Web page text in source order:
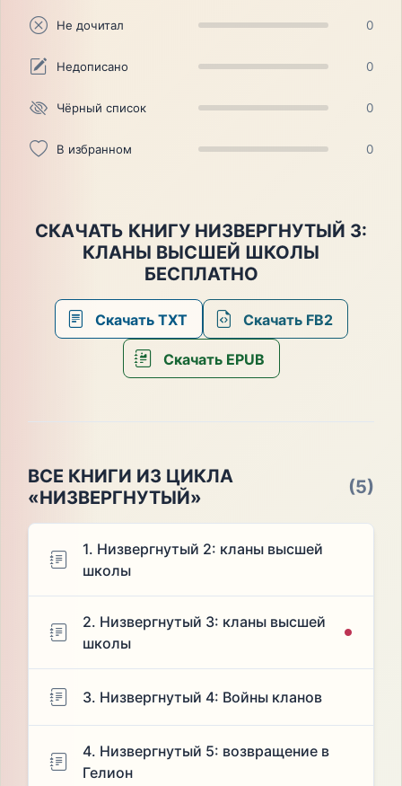
Не дочитал 0
Недописано 0
Чёрный список 0
В избранном 0
СКАЧАТЬ КНИГУ НИЗВЕРГНУТЫЙ 3:
КЛАНЫ ВЫСШЕЙ ШКОЛЫ
БЕСПЛАТНО
Скачать TXT Скачать FB2
Скачать EPUB
ВСЕ КНИГИ ИЗ ЦИКЛА
«НИЗВЕРГНУТЫЙ»
(5)
1. Низвергнутый 2: кланы высшей
школы
2. Низвергнутый 3: кланы высшей
школы
3. Низвергнутый 4: Войны кланов
4. Низвергнутый 5: возвращение в
Гелион